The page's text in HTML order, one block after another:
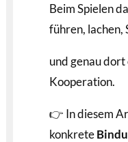
Beim Spielen
führen, lachen,
und genau
Kooperation.
👉 In diesem
konkrete